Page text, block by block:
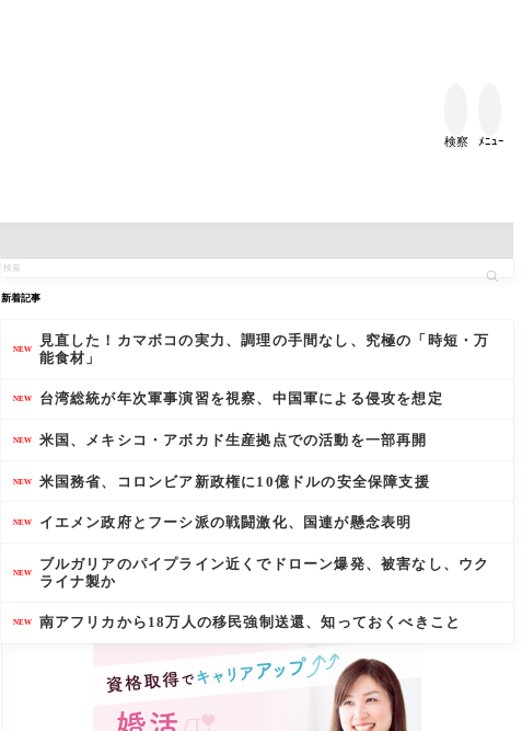
検察 ﾒﾆｭｰ
新着記事
NEW
見直した！カマボコの実力、調理の手間なし、究極の「時短・万
能食材」
NEW 台湾総統が年次軍事演習を視察、中国軍による侵攻を想定
NEW 米国、メキシコ・アボカド生産拠点での活動を一部再開
NEW 米国務省、コロンビア新政権に10億ドルの安全保障支援
NEW イエメン政府とフーシ派の戦闘激化、国連が懸念表明
NEW
ブルガリアのパイプライン近くでドローン爆発、被害なし、ウク
ライナ製か
NEW 南アフリカから18万人の移民強制送還、知っておくべきこと